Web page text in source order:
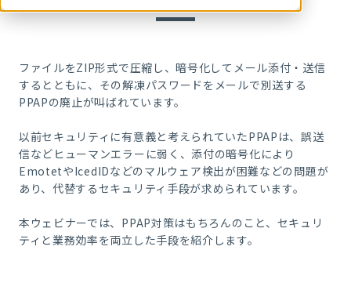
ファイルをZIP形式で圧縮し、暗号化してメール添付・送信
するとともに、その解凍パスワードをメールで別送する
PPAPの廃止が叫ばれています。
以前セキュリティに有意義と考えられていたPPAPは、誤送
信などヒューマンエラーに弱く、添付の暗号化により
EmotetやIcedIDなどのマルウェア検出が困難などの問題が
あり、代替するセキュリティ手段が求められています。
本ウェビナーでは、PPAP対策はもちろんのこと、セキュリ
ティと業務効率を両立した手段を紹介します。